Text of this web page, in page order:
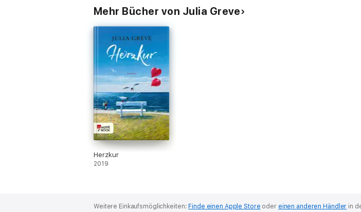
Mehr Bücher von Julia Greve
Herzkur
2019
Weitere Einkaufsmöglichkeiten: Finde einen Apple Store oder einen anderen Händler in